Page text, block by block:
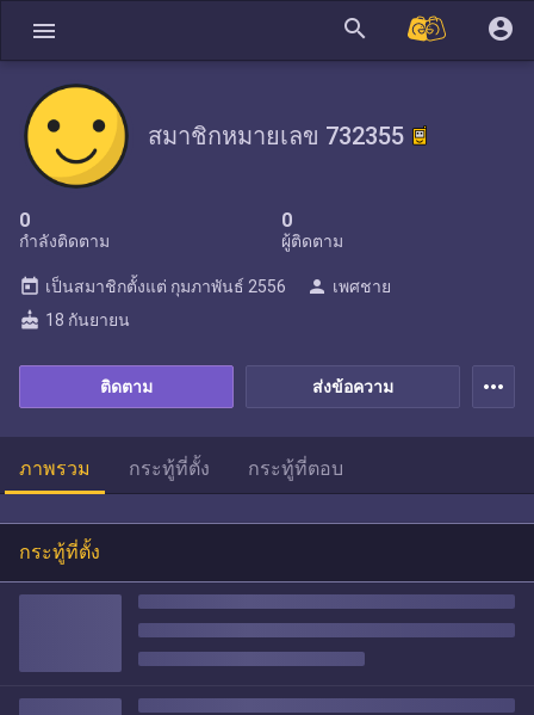
menu search account_circle
สมาชิกหมายเลข 732355
0
กำลังติดตาม
0
ผู้ติดตาม
ส่งข้อความ
ติดตาม
today เป็นสมาชิกตั้งแต่ กุมภาพันธ์ 2556 person เพศชาย
cake 18 กันยายน
more_horiz
ภาพรวม กระทู้ที่ตั้ง กระทู้ที่ตอบ
กระทู้ที่ตั้ง